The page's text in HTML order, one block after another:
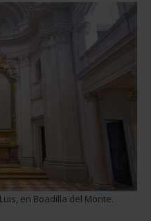
en Boadilla del Monte.